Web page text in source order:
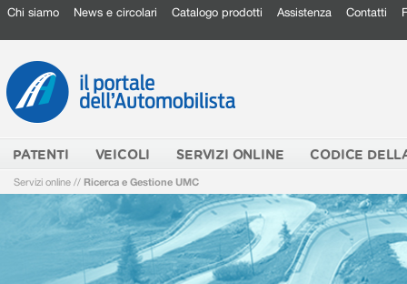
Chi siamo News e circolari Catalogo prodotti Assistenza Contatti
PATENTI VEICOLI SERVIZI ONLINE CODICE
Servizi online // Ricerca e Gestione UMC